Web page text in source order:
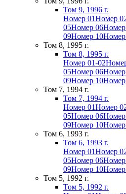
Том 9, 1996 г.
Номер 01Номер
05Номер 06
09Номер 10Номер
Том 8, 1995 г.
Том 8, 1995 г.
Номер 01-02
05Номер 06
09Номер 10Номер
Том 7, 1994 г.
Том 7, 1994 г.
Номер 01Номер
05Номер 06
09Номер 10Номер
Том 6, 1993 г.
Том 6, 1993 г.
Номер 01Номер
05Номер 06
09Номер 10Номер
Том 5, 1992 г.
Том 5, 1992 г.